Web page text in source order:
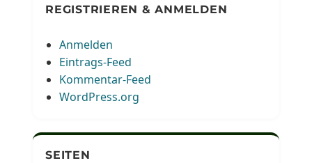
REGISTRIEREN & ANMELDEN
Anmelden
Eintrags-Feed
Kommentar-Feed
WordPress.org
SEITEN